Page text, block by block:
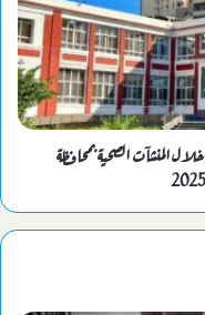
خلال المنشآت الصحية بمحافظة